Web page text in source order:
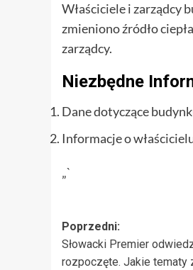
Właściciele i zarządcy
zmieniono źródło
zarządcy.
Niezbędne
Dane dotyczące
Informacje o
„`
Zobacz
wpisy
Poprzedni:
Słowacki Premier
rozpoczęte. Jakie tematy